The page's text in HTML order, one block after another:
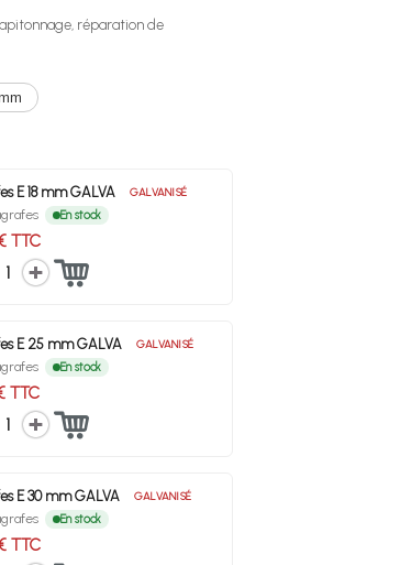
réparation de
E 18 mm GALVA GALVANISÉ
En stock
TTC
1
E 25 mm GALVA GALVANISÉ
En stock
TTC
1
E 30 mm GALVA GALVANISÉ
En stock
TTC